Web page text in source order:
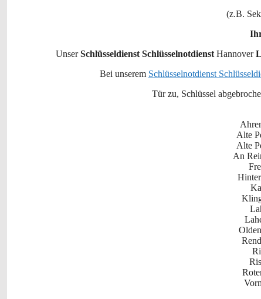
(z.B.
UnserSchlüsseldienst Schlüsselnotdienst Hannover
Bei unserem Schlüsselnotdienst
Tür zu, Schlüssel
Alte
Alte
An